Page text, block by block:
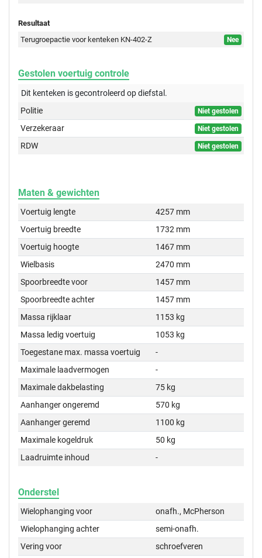
Resultaat
Terugroepactie voor kenteken KN-402-Z
Nee
Gestolen voertuig controle
Dit kenteken is gecontroleerd opdiefstal.
Politie
Niet gestolen
Verzekeraar Niet gestolen
RDW Niet gestolen
Maten & gewichten
Voertuig lengte
4257 mm
Voertuig breedte
1732 mm
Voertuig hoogte
1467 mm
Wielbasis
2470 mm
Spoorbreedte voor
1457 mm
Spoorbreedte achter
1457 mm
Massa rijklaar
1153 kg
Massa ledig voertuig
1053 kg
Toegestane max. massa voertuig
-
Maximale laadvermogen
-
Maximale dakbelasting
75 kg
Aanhanger ongeremd
570 kg
Aanhanger geremd
1100 kg
Maximale kogeldruk
50 kg
Laadruimte inhoud
-
Onderstel
Wielophanging voor
onafh., McPherson
Wielophanging achter
semi-onafh.
Vering voor
schroefveren